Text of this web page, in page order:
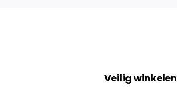
Veilig winkelen